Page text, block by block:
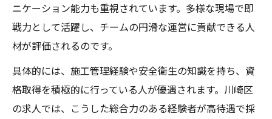
ニケーション能力も重視されています。多様な現場で即
戦力として活躍し、チームの円滑な運営に貢献できる人
材が評価されるのです。
具体的には、施工管理経験や安全衛生の知識を持ち、資
格取得を積極的に行っている人が優遇されます。川崎区
の求人では、こうした総合力のある経験者が高待遇で採